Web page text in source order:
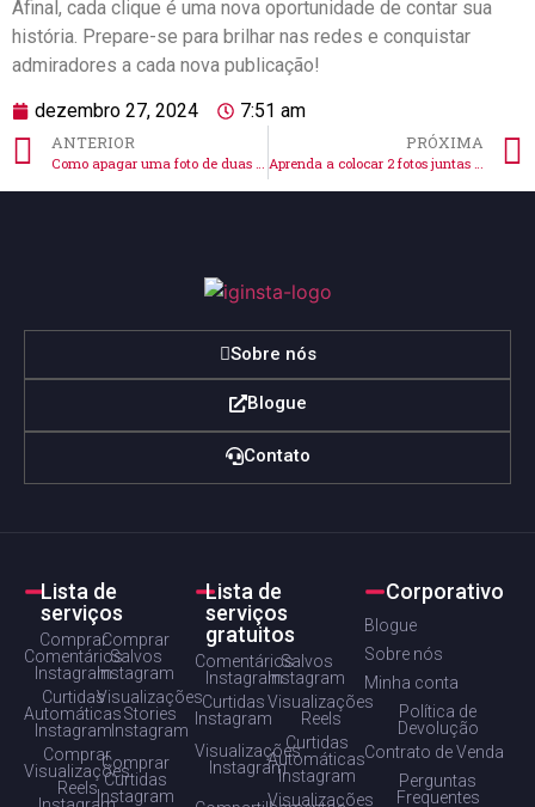
Afinal, cada clique é uma nova oportunidade de ⁣contar‌ sua
história.⁣ Prepare-se para brilhar nas redes e conquistar⁤
admiradores a cada nova publicação!
dezembro 27, 2024 7:51 am
ANTERIOR PRÓXIMA
Sobre nós
Blogue
Contato
Lista de
serviços
Comprar
Comentários
Instagram
Comprar
Salvos
Instagram
Curtidas
Automáticas
Instagram
Visualizações
Stories
Instagram
Comprar
Visualizações
Reels
Comprar
Curtidas
Instagram
Lista de
serviços
gratuitos
Comentários
Instagram
Salvos
Instagram
Curtidas
Instagram
Visualizações
Reels
Visualizações
Instagram
Curtidas
Automáticas
Instagram
Visualizações
Corporativo
Blogue
Sobre nós
Minha conta
Política de
Devolução
Contrato de Venda
Perguntas
Frequentes